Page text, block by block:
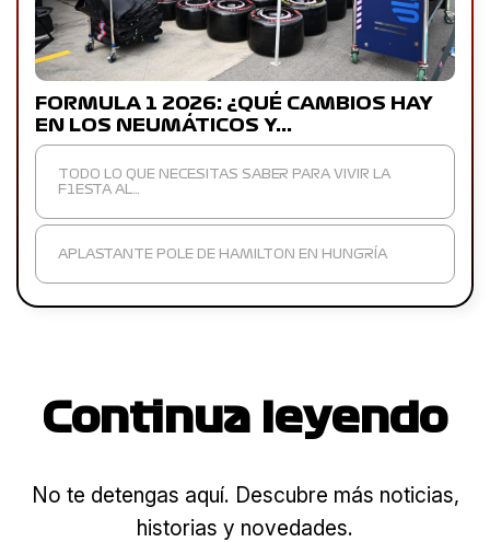
FORMULA 1 2026: ¿QUÉ CAMBIOS HAY
EN LOS NEUMÁTICOS Y…
TODO LO QUE NECESITAS SABER PARA VIVIR LA
F1ESTA AL…
APLASTANTE POLE DE HAMILTON EN HUNGRÍA
Continua leyendo
No te detengas aquí. Descubre más noticias,
historias y novedades.